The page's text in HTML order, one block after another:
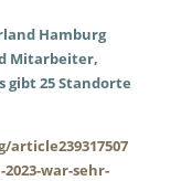
Hamburg
Mitarbeiter,
gibt 25 Standorte
war-sehr-